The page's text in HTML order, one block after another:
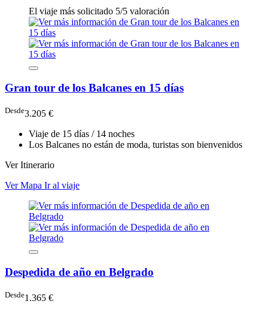
El viaje más solicitado 5/5 valoración
Gran tour de los Balcanes en 15 días
Desde3.205 €
Viaje de 15 días / 14 noches
Los Balcanes no están de moda, turistas son bienvenidos
Ver Itinerario
Ver Mapa Ir al viaje
Despedida de año en Belgrado
Desde1.365 €